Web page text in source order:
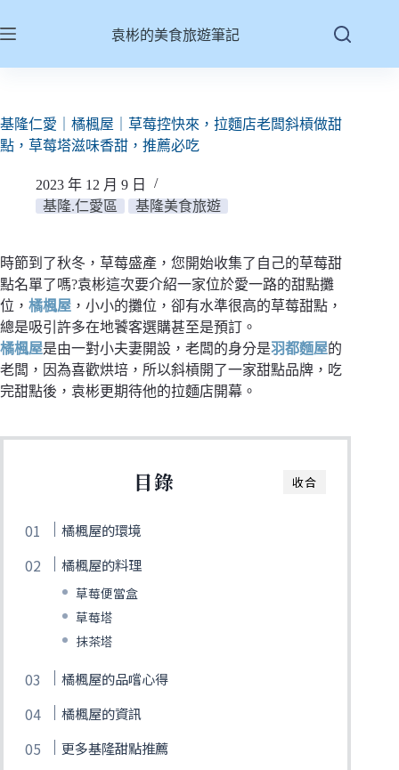
至
容
袁彬的美食旅遊筆記
基隆仁愛｜橘楓屋｜草莓控快來，拉麵店老闆斜槓做甜
點，草莓塔滋味香甜，推薦必吃
2023 年 12 月 9 日
基隆.仁愛區
基隆美食旅遊
時節到了秋冬，草莓盛產，您開始收集了自己的草莓甜
點名單了嗎?袁彬這次要介紹一家位於愛一路的甜點攤
位， 橘楓屋 ，小小的攤位，卻有水準很高的草莓甜點，
總是吸引許多在地饕客選購甚至是預訂。
橘楓屋是由一對小夫妻開設，老闆的身分是羽都麵屋的
老闆，因為喜歡烘培，所以斜槓開了一家甜點品牌，吃
完甜點後，袁彬更期待他的拉麵店開幕。
收合
目錄
橘楓屋的環境
橘楓屋的料理
草莓便當盒
草莓塔
抹茶塔
橘楓屋的品嚐心得
橘楓屋的資訊
更多基隆甜點推薦